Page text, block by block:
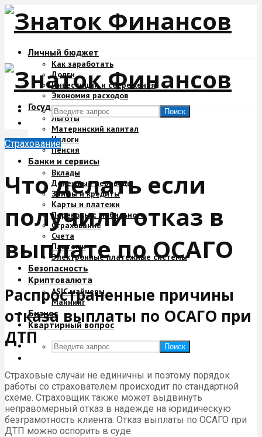
Личный бюджет
Как заработать
Долги
Инвестиции и сбережения
Экономия расходов
Государство и деньги
Льготы
Материнский капитал
Налоги
Пенсия
Банки и сервисы
Вклады
Денежные переводы
Займы и кредиты
Карты и платежи
Переводы с мобильного
Страхование
Счета
Платежи
Электронные платежные системы
Безопасность
Криптовалюта
ASIC майнеры
Майнинг
Бизнес
Квартирный вопрос
Поиск
Поиск
Страхование
Что делать если
получили отказ в
выплате по ОСАГО
Распространенные причины
отказа выплаты по ОСАГО при
ДТП
Страховые случаи не единичны и поэтому порядок
работы со страхователем происходит по стандартной
схеме. Страховщик также может выдвинуть
неправомерный отказ в надежде на юридическую
безграмотность клиента. Отказ выплаты по ОСАГО при
ДТП можно оспорить в суде.